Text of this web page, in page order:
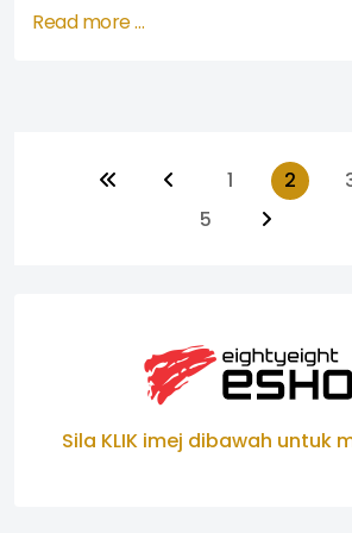
Read more …
1 2
5
Sila KLIK imej dibawah untuk